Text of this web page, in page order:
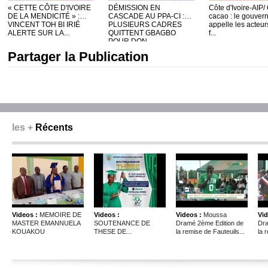
« CETTE CÔTE D'IVOIRE
DE LA MENDICITÉ » :
VINCENT TOH BI IRIÉ
ALERTE SUR LA...
DÉMISSION EN
CASCADE AU PPA-CI :
PLUSIEURS CADRES
QUITTENT GBAGBO
POUR DON ...
Côte d'Ivoire-AIP/
cacao : le
appelle les
f...
Partager la Publication
les + Récents
Videos : MEMOIRE DE
MASTER EMANNUELA
KOUAKOU
Videos :
SOUTENANCE DE
THESE DE...
Videos : Moussa
Dramé 2ème Edition de
la remise de Fauteuils...
la